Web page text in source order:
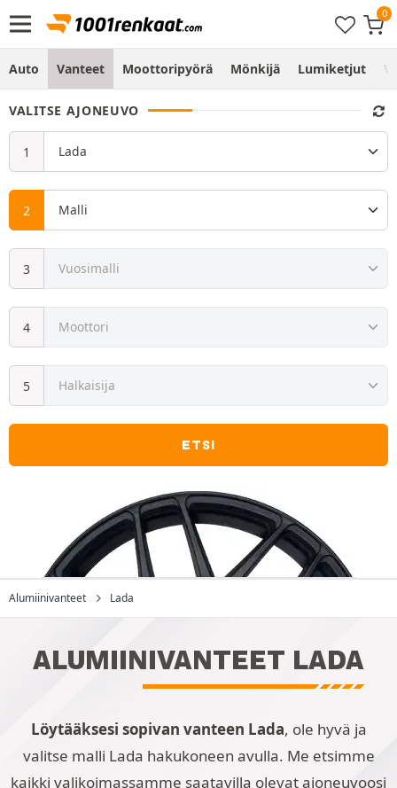
Auto Vanteet Moottoripyörä Mönkijä Lumiketjut
VALITSE AJONEUVO
ETSI
Alumiinivanteet Lada
ALUMIINIVANTEET LADA
Löytääksesi sopivan vanteen Lada, ole hyvä ja
valitse malli Lada hakukoneen avulla. Me etsimme
kaikki valikoimassamme saatavilla olevat ajoneuvoosi